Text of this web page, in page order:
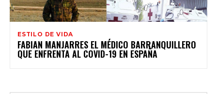
ESTILO DE VIDA
FABIAN MANJARRES EL MÉDICO BARRANQUILLERO
QUE ENFRENTA AL COVID-19 EN ESPAÑA